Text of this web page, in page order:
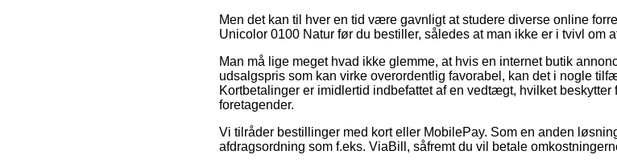
Men det kan til hver en tid være gavnligt at studere diverse online
Unicolor 0100 Natur før du bestiller, således at man ikke er i tvivl om
Man må lige meget hvad ikke glemme, at hvis en internet butik
udsalgspris som kan virke overordentlig favorabel, kan det i nogle
Kortbetalinger er imidlertid indbefattet af en vedtægt, hvilket beskytter
foretagender.
Vi tilråder bestillinger med kort eller MobilePay. Som en anden
afdragsordning som f.eks. ViaBill, såfremt du vil betale